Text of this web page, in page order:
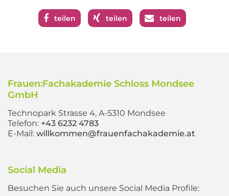
teilen teilen teilen
Frauen:Fachakademie Schloss Mondsee
GmbH
Technopark Strasse 4, A-5310 Mondsee
Telefon: +43 6232 4783
E-Mail: willkommen@frauenfachakademie.at
Social Media
Besuchen Sie auch unsere Social Media Profile: